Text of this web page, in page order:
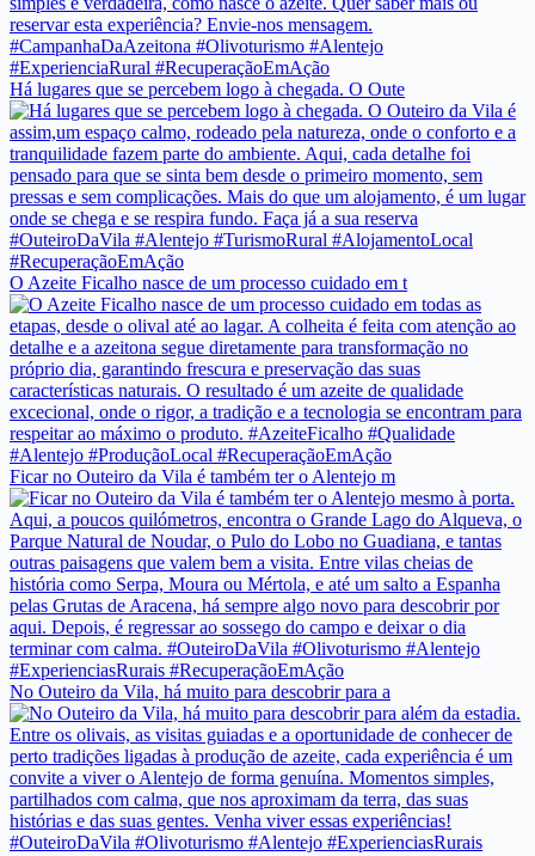
Há lugares que se percebem logo à chegada. O Oute
O Azeite Ficalho nasce de um processo cuidado em t
Ficar no Outeiro da Vila é também ter o Alentejo m
No Outeiro da Vila, há muito para descobrir para a